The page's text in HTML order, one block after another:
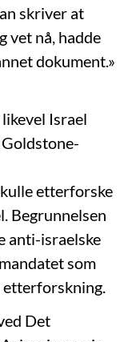
skriver at
vet nå, hadde
dokument.»
Israel
etterforske
Begrunnelsen
anti-israelske
som
etterforskning.
Det